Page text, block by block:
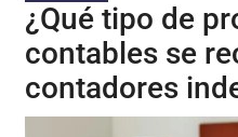
¿Qué tipo de
contables se
contadores